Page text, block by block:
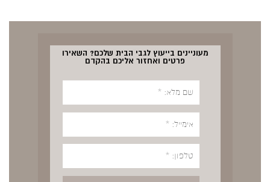
מעוניינים בייעוץ לגבי הבית שלכם? השאירו
פרטים ואחזור אליכם בהקדם